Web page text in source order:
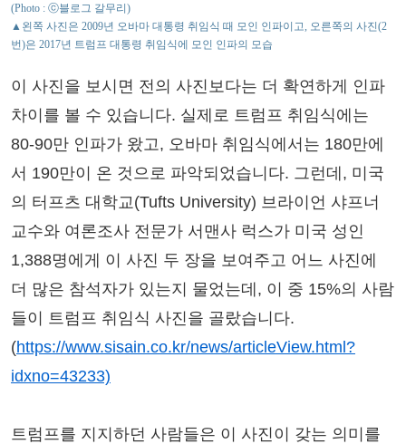
(Photo : ⓒ블로그 갈무리)
▲왼쪽 사진은 2009년 오바마 대통령 취임식 때 모인 인파이고, 오른쪽의 사진(2
번)은 2017년 트럼프 대통령 취임식에 모인 인파의 모습
이 사진을 보시면 전의 사진보다는 더 확연하게 인파
차이를 볼 수 있습니다. 실제로 트럼프 취임식에는
80-90만 인파가 왔고, 오바마 취임식에서는 180만에
서 190만이 온 것으로 파악되었습니다. 그런데, 미국
의 터프츠 대학교(Tufts University) 브라이언 샤프너
교수와 여론조사 전문가 서맨사 럭스가 미국 성인
1,388명에게 이 사진 두 장을 보여주고 어느 사진에
더 많은 참석자가 있는지 물었는데, 이 중 15%의 사람
들이 트럼프 취임식 사진을 골랐습니다.
(https://www.sisain.co.kr/news/articleView.html?
idxno=43233)
트럼프를 지지하던 사람들은 이 사진이 갖는 의미를